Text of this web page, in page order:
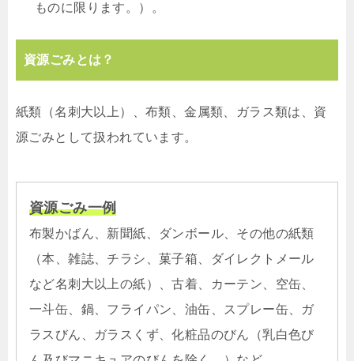
ものに限ります。）。
資源ごみとは？
紙類（名刺大以上）、布類、金属類、ガラス類は、資
源ごみとして扱われています。
資源ごみ一例
布製かばん、新聞紙、ダンボール、その他の紙類
（本、雑誌、チラシ、菓子箱、ダイレクトメール
など名刺大以上の紙）、古着、カーテン、空缶、
一斗缶、鍋、フライパン、油缶、スプレー缶、ガ
ラスびん、ガラスくず、化粧品のびん（乳白色び